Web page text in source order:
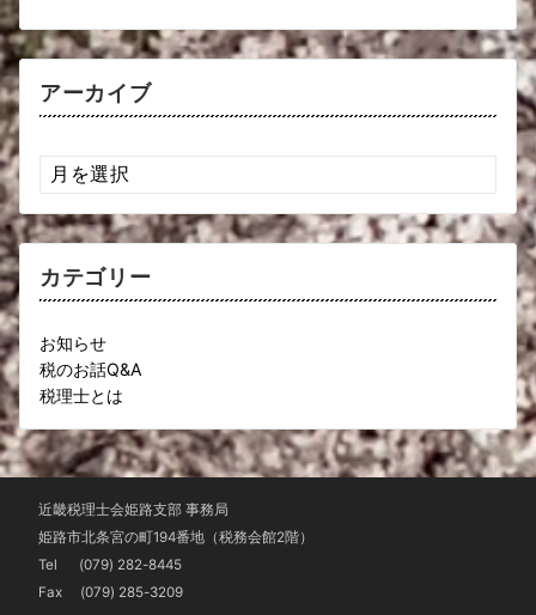
アーカイブ
ア
ー
カ
イ
カテゴリー
お知らせ
税のお話Q&A
税理士とは
近畿税理士会姫路支部 事務局
姫路市北条宮の町194番地（税務会館2階）
Tel (079) 282-8445
Fax (079) 285-3209